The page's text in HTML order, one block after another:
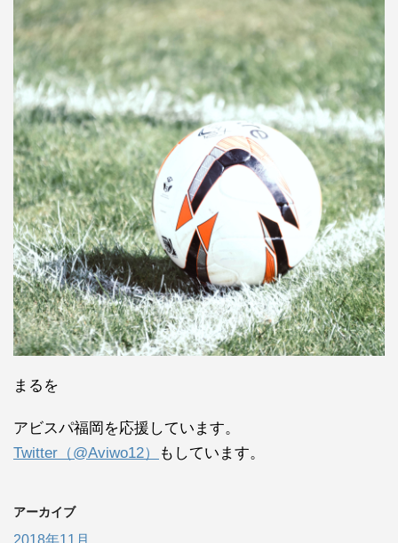
まるを
アビスパ福岡を応援しています。
Twitter（@Aviwo12）
もしています。
アーカイブ
2018年11月